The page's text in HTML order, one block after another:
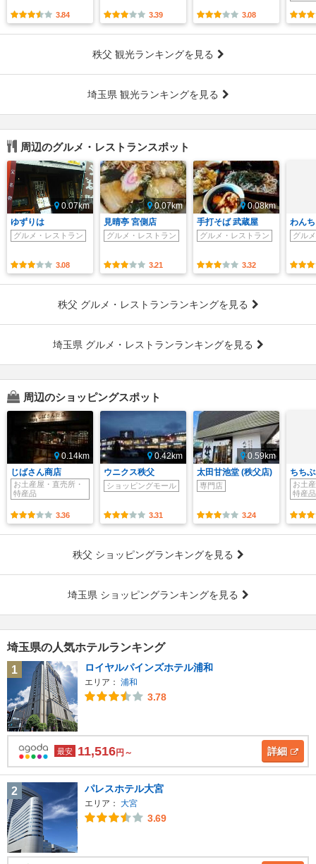
3.84 3.39 3.08
秩父 観光ランキングを見る
埼玉県 観光ランキングを見る
周辺のグルメ・レストランスポット
0.07km
ゆずりは
グルメ・レストラン
3.08
0.07km
見晴亭 宮側店
グルメ・レストラン
3.21
0.08km
手打そば 武蔵屋
グルメ・レストラン
3.32
わん
グル
秩父 グルメ・レストランランキングを見る
埼玉県 グルメ・レストランランキングを見る
周辺のショッピングスポット
0.14km
じばさん商店
お土産屋・直売所・
特産品
3.36
0.42km
ウニクス秩父
ショッピングモール
3.31
0.59km
太田甘池堂 (秩父店)
専門店
3.24
ちち
お土
特産品
秩父 ショッピングランキングを見る
埼玉県 ショッピングランキングを見る
埼玉県の人気ホテルランキング
1
ロイヤルパインズホテル浦和
エリア： 浦和
3.78
最安 11,516円～ 詳細
2 パレスホテル大宮
エリア： 大宮
3.69